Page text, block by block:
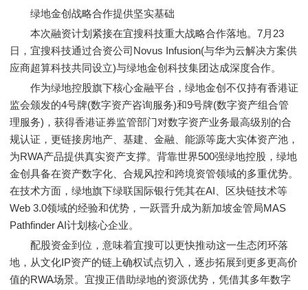
绿地金创战略合作提供坚实基础
本次融资计划紧接在宜搜科技重大战略合作落地。7月23
日，宜搜科技通过合资公司Novus Infusion(与华为云解决方案供
应商超算科技共同设立)与绿地金创科技集团达成深度合作。
作为绿地控股旗下核心金融平台，绿地金创不仅持有香港证
监会颁发的4号牌(数字资产咨询服务)和9号牌(数字资产组合管
理服务)，获得香港证券监管部门对数字资产业务最高级别的合
规认证，更链接房地产、基建、金融、能源等庞大实体资产池，
为RWA产品提供真实资产支撑。背靠世界500强绿地控股，绿地
金创具备在资产数字化、合规风控和跨境资管领域的多重优势。
在技术方面，绿地旗下绿联国际银行凭其在AI、区块链技术等
Web 3.0领域的经验和优势，一跃晋升成为新加坡金管局MAS
Pathfinder AI计划核心企业。
配股资金到位，意味着宜搜可以更快推动这一生态闭环落
地，从文化IP资产的链上确权试点切入，逐步拓展到更多更高价
值的RWA场景。宜搜正借助绿地的资源优势，凭借其多年数字